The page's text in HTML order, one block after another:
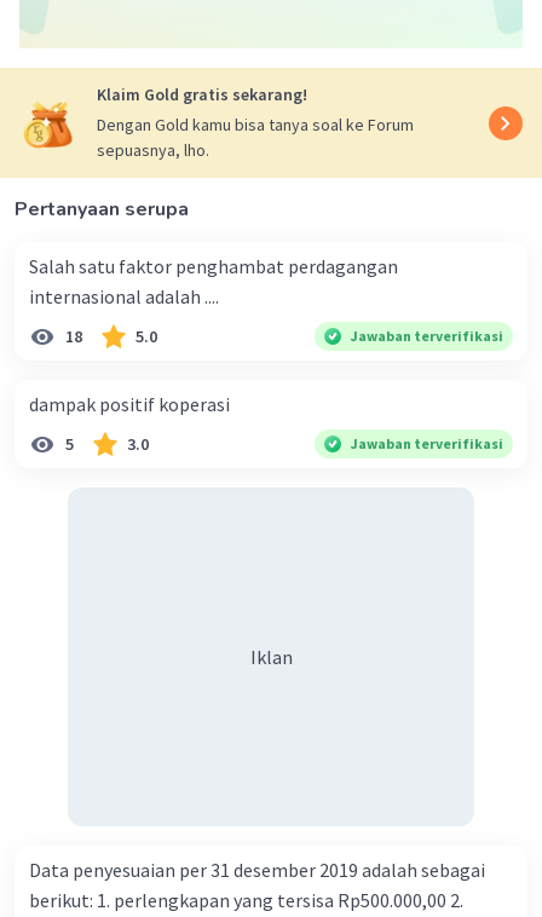
Klaim Gold gratis sekarang!
Dengan Gold kamu bisa tanya soal ke Forum
sepuasnya, lho.
Pertanyaan serupa
Salah satu faktor penghambat perdagangan
internasional adalah ....
18 5.0 Jawaban terverifikasi
dampak positif koperasi
5 3.0 Jawaban terverifikasi
Iklan
Data penyesuaian per 31 desember 2019 adalah sebagai
berikut: 1. perlengkapan yang tersisa Rp500.000,00 2.